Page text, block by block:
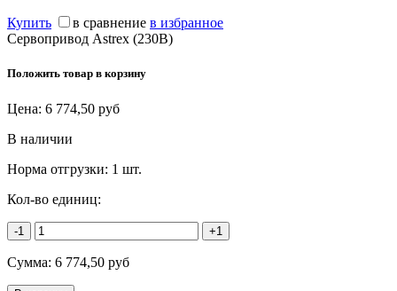
Купить в сравнение в избранное
Сервопривод Astrex (230B)
Положить товар в корзину
Цена: 6 774,50 руб
В наличии
Норма отгрузки: 1 шт.
Кол-во единиц:
-1 +1
Сумма: 6 774,50 руб